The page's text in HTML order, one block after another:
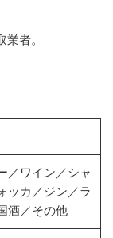
者。
／ワイン／シャ
ッカ／ジン／ラ
酒／その他